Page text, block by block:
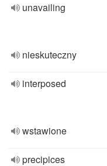
unavailing
nieskuteczny
interposed
wstawione
precipices